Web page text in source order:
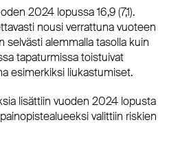
2024 lopussa 16,9 (7,1).
nousi verrattuna vuoteen
alemmalla tasolla kuin
tapaturmissa toistuivat
esimerkiksi liukastumiset.
lisättiin vuoden 2024 lopusta
valittiin riskien